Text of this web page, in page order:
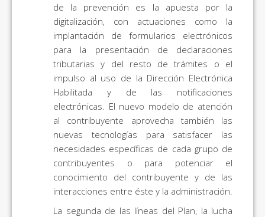
de la prevención es la apuesta por la
digitalización, con actuaciones como la
implantación de formularios electrónicos
para la presentación de declaraciones
tributarias y del resto de trámites o el
impulso al uso de la Dirección Electrónica
Habilitada y de las notificaciones
electrónicas. El nuevo modelo de atención
al contribuyente aprovecha también las
nuevas tecnologías para satisfacer las
necesidades específicas de cada grupo de
contribuyentes o para potenciar el
conocimiento del contribuyente y de las
interacciones entre éste y la administración.
La segunda de las líneas del Plan, la lucha